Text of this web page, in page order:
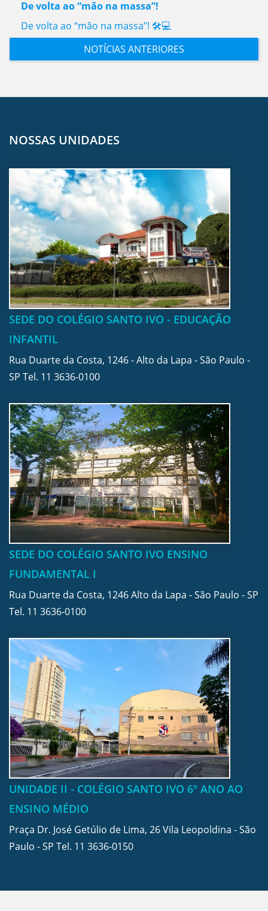
De volta ao “mão na massa”!
De volta ao “mão na massa”! 🛠️💻
NOTÍCIAS ANTERIORES
NOSSAS UNIDADES
SEDE DO COLÉGIO SANTO IVO - EDUCAÇÃO
INFANTIL
Rua Duarte da Costa, 1246 - Alto da Lapa - São Paulo -
SP Tel. 11 3636-0100
SEDE DO COLÉGIO SANTO IVO ENSINO
FUNDAMENTAL I
Rua Duarte da Costa, 1246 Alto da Lapa - São Paulo - SP
Tel. 11 3636-0100
UNIDADE II - COLÉGIO SANTO IVO 6º ANO AO
ENSINO MÉDIO
Praça Dr. José Getúlio de Lima, 26 Vila Leopoldina - São
Paulo - SP Tel. 11 3636-0150